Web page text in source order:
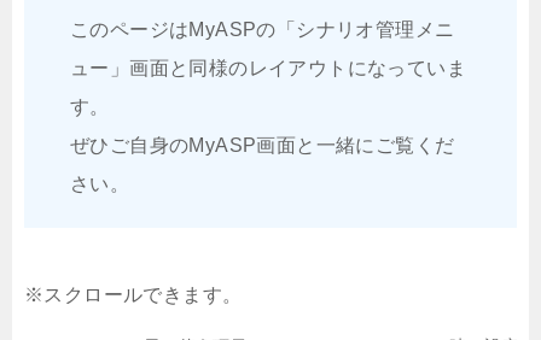
このページはMyASPの「シナリオ管理メニ
ュー」画面と同様のレイアウトになっていま
す。
ぜひご自身のMyASP画面と一緒にご覧くだ
さい。